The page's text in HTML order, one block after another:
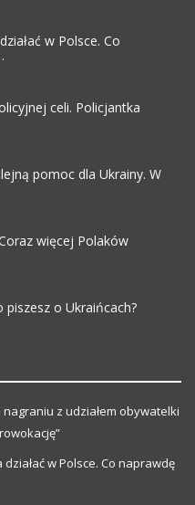
w Polsce. Co
celi. Policjantka
pomoc dla Ukrainy. W
więcej Polaków
piszesz o Ukraińcach?
z udziałem obywatelki
działać w Polsce. Co naprawdę